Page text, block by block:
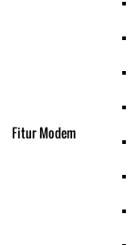
Fitur Modem